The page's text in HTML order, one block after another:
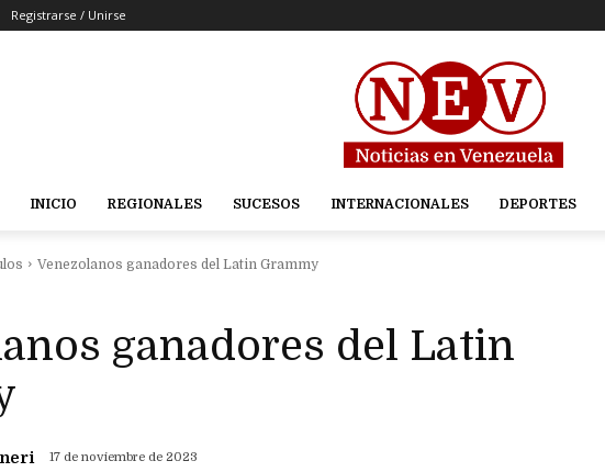
Registrarse / Unirse
INICIO REGIONALES SUCESOS INTERNACIONALES DEPORTES
Venezolanos ganadores del Latin Grammy
ganadores del Latin
17 de noviembre de 2023